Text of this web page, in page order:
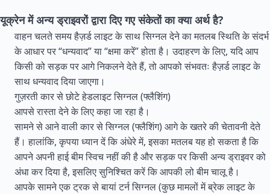
यूक्रेन में अन्य ड्राइवरों द्वारा दिए गए संकेतों का क्या अर्थ है?
वाहन चलते समय हैज़र्ड लाइट के साथ सिग्नल देने का मतलब स्थिति के संदर्भ
के आधार पर “धन्यवाद” या “क्षमा करें” होता है। उदाहरण के लिए, यदि आप
किसी को सड़क पर आगे निकलने देते हैं, तो आपको संभवतः हैज़र्ड लाइट के
साथ धन्यवाद दिया जाएगा।
गुज़रती कार से छोटे हेडलाइट सिग्नल (फ्लैशिंग)
आपसे रास्ता देने के लिए कहा जा रहा है।
सामने से आने वाली कार से सिग्नल (फ्लैशिंग) आगे के खतरे की चेतावनी देते
हैं। हालांकि, कृपया ध्यान दें कि अंधेरे में, इसका मतलब यह हो सकता है कि
आपने अपनी हाई बीम स्विच नहीं की है और सड़क पर किसी अन्य ड्राइवर को
अंधा कर दिया है, इसलिए सुनिश्चित करें कि आपकी लो बीम चालू है।
आपके सामने एक ट्रक से बायां टर्न सिग्नल (कुछ मामलों में ब्रेक लाइट के